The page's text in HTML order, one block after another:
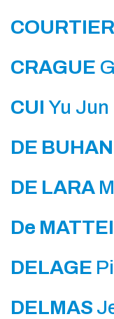
COURTIER
CRAGUE
CUI Yu Jun
DE BUHAN
DE LARA
De
DELAGE
DELMAS